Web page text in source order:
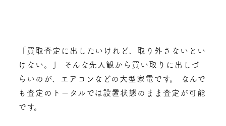
「買取査定に出したいけれど、取り外さないとい
けない。」 そんな先入観から買い取りに出しづ
らいのが、エアコンなどの大型家電です。 なんで
も査定のトータルでは設置状態のまま査定が可能
です。